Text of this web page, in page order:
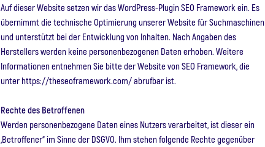
Auf dieser Website setzen wir das WordPress-Plugin SEO Framework ein. Es
übernimmt die technische Optimierung unserer Website für Suchma­schinen
und unterstützt bei der Entwicklung von Inhalten. Nach Angaben des
Herstellers werden keine personenbezogenen Daten erhoben. Weitere
Informationen entnehmen Sie bitte der Website von SEO Framework, die
unter https://theseoframework.com/ abrufbar ist.
Rechte des Betroffenen
Werden personenbezogene Daten eines Nutzers verarbeitet, ist dieser ein
„Betroffener“ im Sinne der DSGVO. Ihm stehen folgende Rechte gegenüber